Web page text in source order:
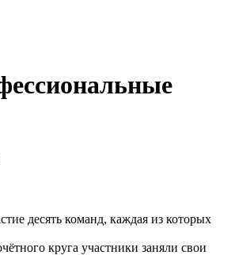
десять команд, каждая из которых
круга участники заняли свои